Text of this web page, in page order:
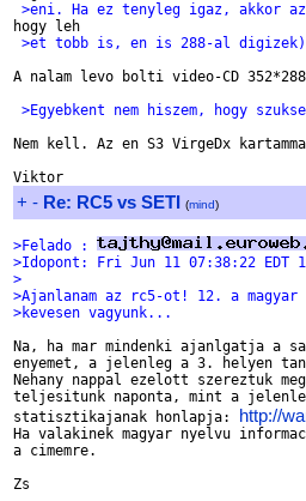
>eni. Ha ez tenyleg igaz, akkor az
>et tobb is, en is 288-al digizek)
A nalam levo bolti video-CD
>Egyebkent nem hiszem, hogy
Nem kell. Az en S3 VirgeDx
+ - Re: RC5 vs SETI (mind)
>Felado :
>Idopont: Fri Jun 11 07:38:22 EDT
>
>Ajanlanam az rc5-ot! 12. a
>kevesen vagyunk...
Na, ha mar mindenki ajanlgatja a
enyemet, a jelenleg a 3. helyen
Nehany nappal ezelott szereztuk
teljesitunk naponta, mint a
statisztikajanak honlapja: http://
Ha valakinek magyar nyelvu
a cimemre.
Zs